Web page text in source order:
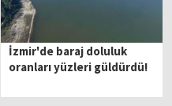
İzmir'de baraj doluluk
oranları yüzleri güldürdü!